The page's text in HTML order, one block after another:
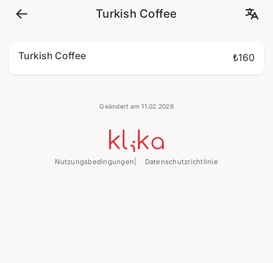
Turkish Coffee
Turkish Coffee ₺160
Geändert am 11.02.2026
Nutzungsbedingungen Datenschutzrichtlinie